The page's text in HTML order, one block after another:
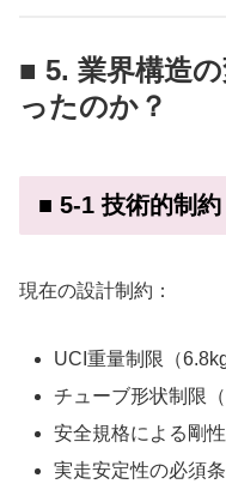
■ 5. 業界構造
ったのか？
■ 5-1 技術的制約
現在の設計制約：
UCI重量制限（6.8kg
チューブ形状制限
安全規格による剛
実走安定性の必須